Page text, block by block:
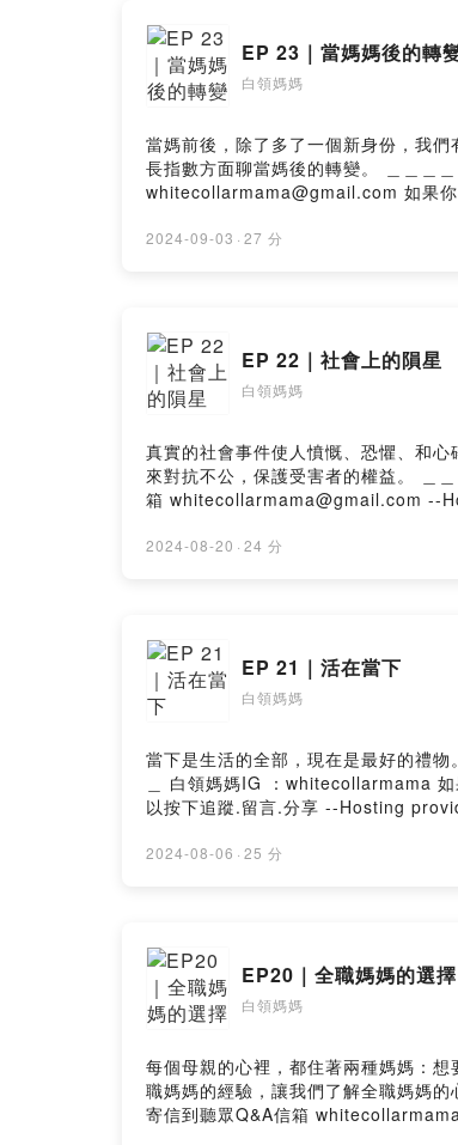
EP 23｜當媽媽後的轉
白領媽媽
當媽前後，除了多了一個新身份，我們有沒有什
長指數方面聊當媽後的轉變。 ＿＿＿＿＿＿＿＿ 白領媽媽IG ：whitecollarmama 如果你有想要問的問題，可以在評論區留言或是寄信到聽眾Q&A信箱
2024-09-03 · 27 分
EP 22｜社會上的隕星
白領媽媽
真實的社會事件使人憤慨、恐懼、和
來對抗不公，保護受害者的權益。 ＿＿＿＿＿＿＿＿ 白領媽媽IG ：whitecollarmama 如果你有想要問的問題，可以在評論區留言或是寄信到聽眾Q&A信
箱 whitecollarmama@gmail.com --
2024-08-20 · 24 分
EP 21｜活在當下
白領媽媽
當下是生活的全部，現在是最好的禮物。
以按下追蹤.留言.分享 --Hosting
2024-08-06 · 25 分
EP20｜全職媽媽的選擇
白領媽媽
每個母親的心裡，都住著兩種媽媽：想要上班賺錢
職媽媽的經驗，讓我們了解全職媽媽的心聲、挑戰以及甘苦談。 ＿＿＿＿＿